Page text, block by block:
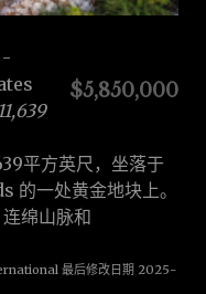
$5,850,000
-
平方英尺，坐落于
一处黄金地块上。
绵山脉和
最后修改日期 2025-